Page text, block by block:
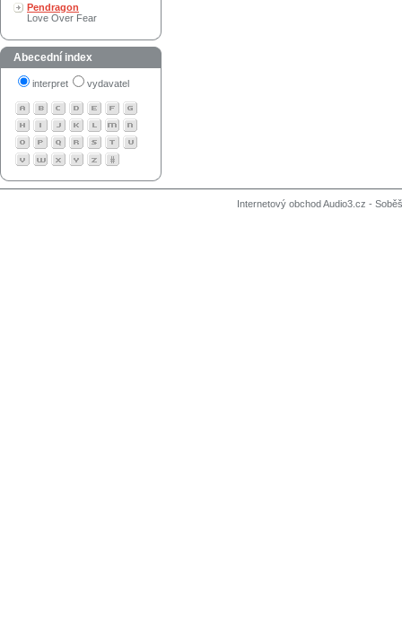
Pendragon
Love Over Fear
Abecední index
interpret vydavatel
Internetový obchod Audio3.cz -